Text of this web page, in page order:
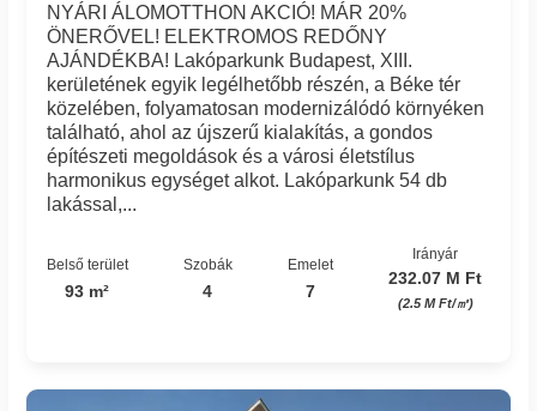
NYÁRI ÁLOMOTTHON AKCIÓ! MÁR 20%
ÖNERŐVEL! ELEKTROMOS REDŐNY
AJÁNDÉKBA! Lakóparkunk Budapest, XIII.
kerületének egyik legélhetőbb részén, a Béke tér
közelében, folyamatosan modernizálódó környéken
található, ahol az újszerű kialakítás, a gondos
építészeti megoldások és a városi életstílus
harmonikus egységet alkot. Lakóparkunk 54 db
lakással,...
Belső terület
93 m²
Szobák
4
Emelet
7
Irányár
232.07 M Ft
(2.5 M Ft/㎡)